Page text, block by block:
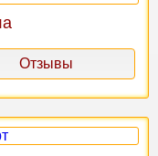
Отзывы